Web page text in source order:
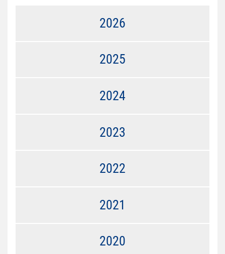
2026
2025
2024
2023
2022
2021
2020